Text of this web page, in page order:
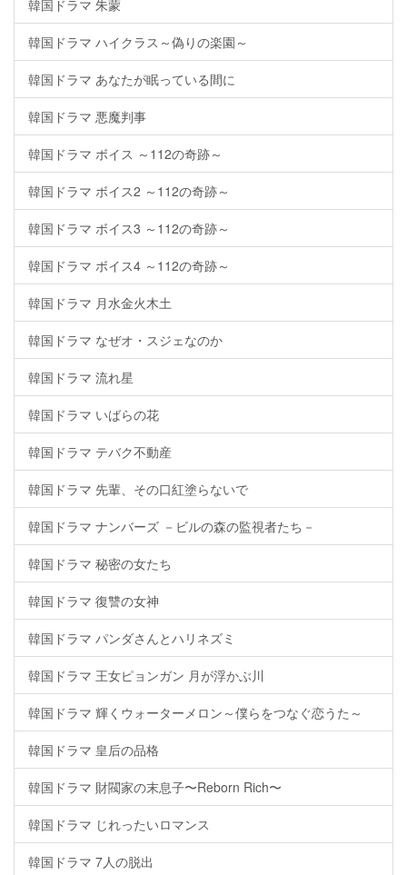
韓国ドラマ 朱蒙
韓国ドラマ ハイクラス～偽りの楽園～
韓国ドラマ あなたが眠っている間に
韓国ドラマ 悪魔判事
韓国ドラマ ボイス ～112の奇跡～
韓国ドラマ ボイス2 ～112の奇跡～
韓国ドラマ ボイス3 ～112の奇跡～
韓国ドラマ ボイス4 ～112の奇跡～
韓国ドラマ 月水金火木土
韓国ドラマ なぜオ・スジェなのか
韓国ドラマ 流れ星
韓国ドラマ いばらの花
韓国ドラマ テバク不動産
韓国ドラマ 先輩、その口紅塗らないで
韓国ドラマ ナンバーズ －ビルの森の監視者たち－
韓国ドラマ 秘密の女たち
韓国ドラマ 復讐の女神
韓国ドラマ パンダさんとハリネズミ
韓国ドラマ 王女ピョンガン 月が浮かぶ川
韓国ドラマ 輝くウォーターメロン～僕らをつなぐ恋うた～
韓国ドラマ 皇后の品格
韓国ドラマ 財閥家の末息子〜Reborn Rich〜
韓国ドラマ じれったいロマンス
韓国ドラマ 7人の脱出